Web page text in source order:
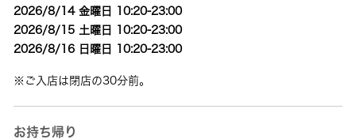
2026/8/14 金曜日 10:20-23:00
2026/8/15 土曜日 10:20-23:00
2026/8/16 日曜日 10:20-23:00
※ご入店は閉店の30分前。
お持ち帰り